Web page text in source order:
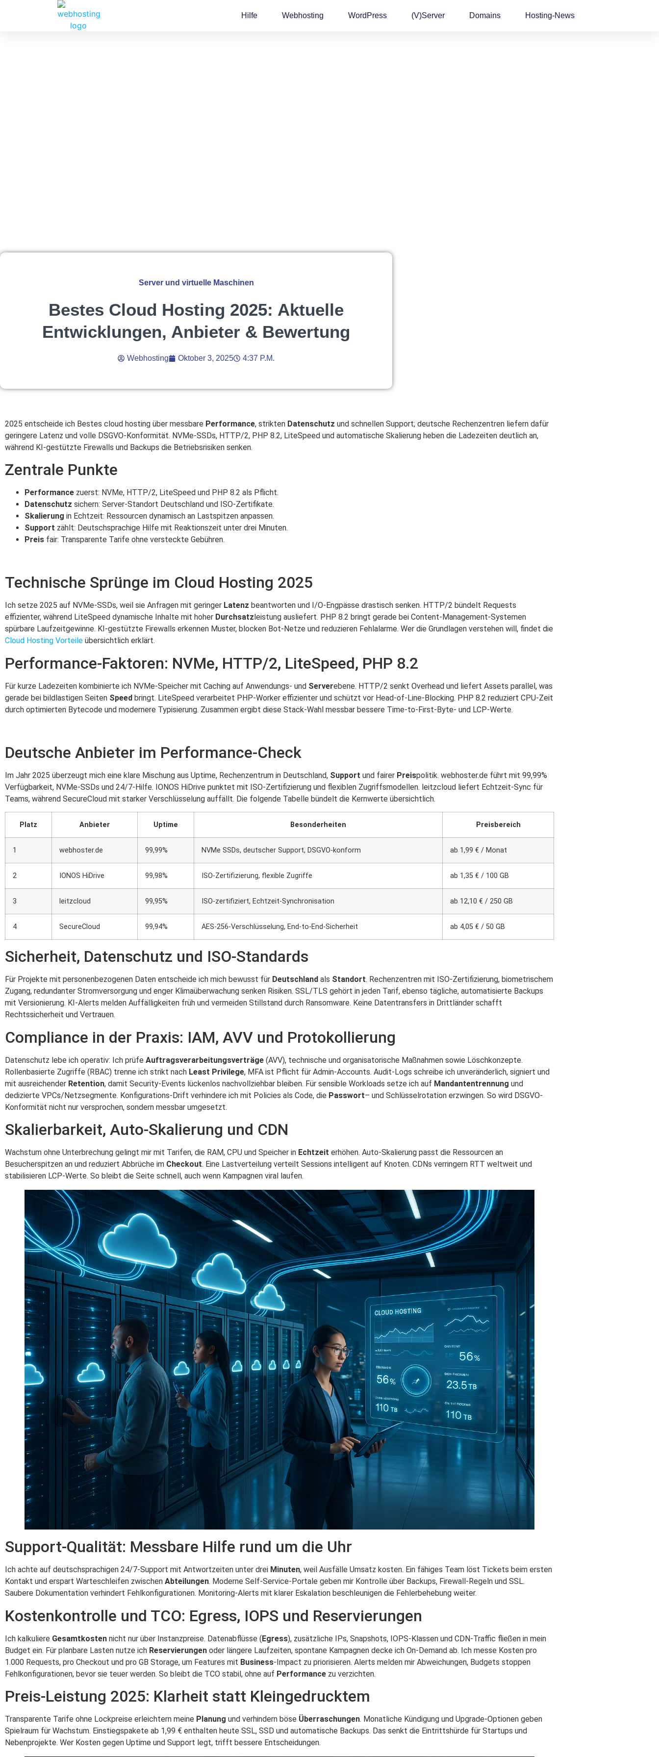
Hilfe Webhosting WordPress (v)Server Domains Hosting-News
Server und virtuelle Maschinen
Bestes Cloud Hosting 2025: Aktuelle
Entwicklungen, Anbieter & Bewertung
Webhosting Oktober 3, 2025 4:37 P.m.
2025 entscheide ich Bestes cloud hosting über messbare Performance, strikten Datenschutz und schnellen Support; deutsche Rechenzentren liefern dafür
geringere Latenz und volle DSGVO-Konformität. NVMe-SSDs, HTTP/2, PHP 8.2, LiteSpeed und automatische Skalierung heben die Ladezeiten deutlich an,
während KI-gestützte Firewalls und Backups die Betriebsrisiken senken.
Zentrale Punkte
Performance zuerst: NVMe, HTTP/2, LiteSpeed und PHP 8.2 als Pflicht.
Datenschutz sichern: Server-Standort Deutschland und ISO-Zertifikate.
Skalierung in Echtzeit: Ressourcen dynamisch an Lastspitzen anpassen.
Support zählt: Deutschsprachige Hilfe mit Reaktionszeit unter drei Minuten.
Preis fair: Transparente Tarife ohne versteckte Gebühren.
Technische Sprünge im Cloud Hosting 2025
Ich setze 2025 auf NVMe-SSDs, weil sie Anfragen mit geringer Latenz beantworten und I/O-Engpässe drastisch senken. HTTP/2 bündelt Requests
effizienter, während LiteSpeed dynamische Inhalte mit hoher Durchsatz leistung ausliefert. PHP 8.2 bringt gerade bei Content-Management-Systemen
spürbare Laufzeitgewinne. KI-gestützte Firewalls erkennen Muster, blocken Bot-Netze und reduzieren Fehlalarme. Wer die Grundlagen verstehen will, findet die
Cloud Hosting Vorteile übersichtlich erklärt.
Performance-Faktoren: NVMe, HTTP/2, LiteSpeed, PHP 8.2
Für kurze Ladezeiten kombinierte ich NVMe-Speicher mit Caching auf Anwendungs- und Serverebene. HTTP/2 senkt Overhead und liefert Assets parallel, was
gerade bei bildlastigen Seiten Speed bringt. LiteSpeed verarbeitet PHP-Worker effizienter und schützt vor Head-of-Line-Blocking. PHP 8.2 reduziert CPU-Zeit
durch optimierten Bytecode und modernere Typisierung. Zusammen ergibt diese Stack-Wahl messbar bessere Time-to-First-Byte- und LCP-Werte.
Deutsche Anbieter im Performance-Check
Im Jahr 2025 überzeugt mich eine klare Mischung aus Uptime, Rechenzentrum in Deutschland, Support und fairer Preispolitik. webhoster.de führt mit 99,99%
Verfügbarkeit, NVMe-SSDs und 24/7-Hilfe. IONOS HiDrive punktet mit ISO-Zertifizierung und flexiblen Zugriffsmodellen. leitzcloud liefert Echtzeit-Sync für
Teams, während SecureCloud mit starker Verschlüsselung auffällt. Die folgende Tabelle bündelt die Kernwerte übersichtlich.
Platz Anbieter Uptime Besonderheiten Preisbereich
1 webhoster.de 99,99% NVMe SSDs, deutscher Support, DSGVO-konform ab 1,99 € / Monat
2 IONOS HiDrive 99,98% ISO-Zertifizierung, flexible Zugriffe ab 1,35 € / 100 GB
3 leitzcloud 99,95% ISO-zertifiziert, Echtzeit-Synchronisation ab 12,10 € / 250 GB
4 SecureCloud 99,94% AES-256-Verschlüsselung, End-to-End-Sicherheit ab 4,05 € / 50 GB
Sicherheit, Datenschutz und ISO-Standards
Für Projekte mit personenbezogenen Daten entscheide ich mich bewusst für Deutschland als Standort. Rechenzentren mit ISO-Zertifizierung, biometrischem
Zugang, redundanter Stromversorgung und enger Klimaüberwachung senken Risiken. SSL/TLS gehört in jeden Tarif, ebenso tägliche, automatisierte Backups
mit Versionierung. KI-Alerts melden Auffälligkeiten früh und vermeiden Stillstand durch Ransomware. Keine Datentransfers in Drittländer schafft
Rechtssicherheit und Vertrauen.
Compliance in der Praxis: IAM, AVV und Protokollierung
Datenschutz lebe ich operativ: Ich prüfe Auftragsverarbeitungsverträge (AVV), technische und organisatorische Maßnahmen sowie Löschkonzepte.
Rollenbasierte Zugriffe (RBAC) trenne ich strikt nach Least Privilege, MFA ist Pflicht für Admin-Accounts. Audit-Logs schreibe ich unveränderlich, signiert und
mit ausreichender Retention, damit Security-Events lückenlos nachvollziehbar bleiben. Für sensible Workloads setze ich auf Mandantentrennung und
dedizierte VPCs/Netzsegmente. Konfigurations-Drift verhindere ich mit Policies als Code, die Passwort– und Schlüsselrotation erzwingen. So wird DSGVO-
Konformität nicht nur versprochen, sondern messbar umgesetzt.
Skalierbarkeit, Auto-Skalierung und CDN
Wachstum ohne Unterbrechung gelingt mir mit Tarifen, die RAM, CPU und Speicher in Echtzeit erhöhen. Auto-Skalierung passt die Ressourcen an
Besucherspitzen an und reduziert Abbrüche im Checkout. Eine Lastverteilung verteilt Sessions intelligent auf Knoten. CDNs verringern RTT weltweit und
stabilisieren LCP-Werte. So bleibt die Seite schnell, auch wenn Kampagnen viral laufen.
Support-Qualität: Messbare Hilfe rund um die Uhr
Ich achte auf deutschsprachigen 24/7-Support mit Antwortzeiten unter drei Minuten, weil Ausfälle Umsatz kosten. Ein fähiges Team löst Tickets beim ersten
Kontakt und erspart Warteschleifen zwischen Abteilungen. Moderne Self-Service-Portale geben mir Kontrolle über Backups, Firewall-Regeln und SSL.
Saubere Dokumentation verhindert Fehlkonfigurationen. Monitoring-Alerts mit klarer Eskalation beschleunigen die Fehlerbehebung weiter.
Kostenkontrolle und TCO: Egress, IOPS und Reservierungen
Ich kalkuliere Gesamtkosten nicht nur über Instanzpreise. Datenabflüsse (Egress), zusätzliche IPs, Snapshots, IOPS-Klassen und CDN-Traffic fließen in mein
Budget ein. Für planbare Lasten nutze ich Reservierungen oder längere Laufzeiten, spontane Kampagnen decke ich On-Demand ab. Ich messe Kosten pro
1.000 Requests, pro Checkout und pro GB Storage, um Features mit Business-Impact zu priorisieren. Alerts melden mir Abweichungen, Budgets stoppen
Fehlkonfigurationen, bevor sie teuer werden. So bleibt die TCO stabil, ohne auf Performance zu verzichten.
Preis-Leistung 2025: Klarheit statt Kleingedrucktem
Transparente Tarife ohne Lockpreise erleichtern meine Planung und verhindern böse Überraschungen. Monatliche Kündigung und Upgrade-Optionen geben
Spielraum für Wachstum. Einstiegspakete ab 1,99 € enthalten heute SSL, SSD und automatische Backups. Das senkt die Eintrittshürde für Startups und
Nebenprojekte. Wer Kosten gegen Uptime und Support legt, trifft bessere Entscheidungen.